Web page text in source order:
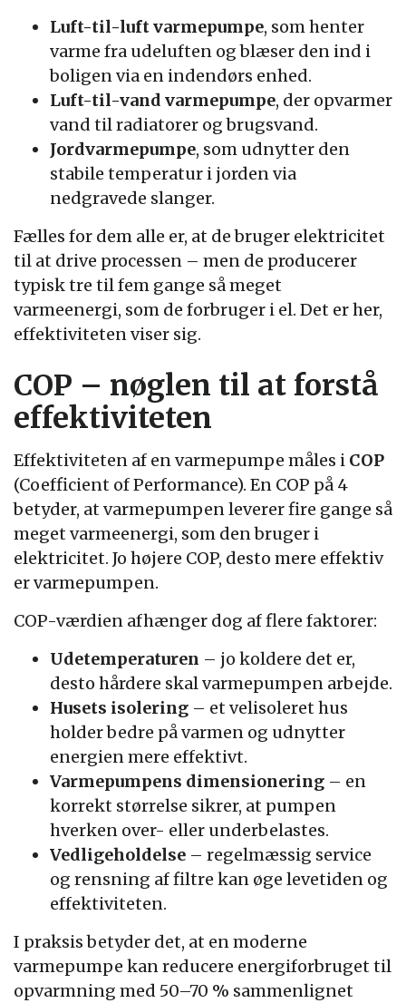
Luft-til-luft varmepumpe, som henter
varme fra udeluften og blæser den ind i
boligen via en indendørs enhed.
Luft-til-vand varmepumpe, der opvarmer
vand til radiatorer og brugsvand.
Jordvarmepumpe, som udnytter den
stabile temperatur i jorden via
nedgravede slanger.
Fælles for dem alle er, at de bruger elektricitet
til at drive processen – men de producerer
typisk tre til fem gange så meget
varmeenergi, som de forbruger i el. Det er her,
effektiviteten viser sig.
COP – nøglen til at forstå
effektiviteten
Effektiviteten af en varmepumpe måles i COP
(Coefficient of Performance). En COP på 4
betyder, at varmepumpen leverer fire gange så
meget varmeenergi, som den bruger i
elektricitet. Jo højere COP, desto mere effektiv
er varmepumpen.
COP-værdien afhænger dog af flere faktorer:
Udetemperaturen – jo koldere det er,
desto hårdere skal varmepumpen arbejde.
Husets isolering – et velisoleret hus
holder bedre på varmen og udnytter
energien mere effektivt.
Varmepumpens dimensionering – en
korrekt størrelse sikrer, at pumpen
hverken over- eller underbelastes.
Vedligeholdelse – regelmæssig service
og rensning af filtre kan øge levetiden og
effektiviteten.
I praksis betyder det, at en moderne
varmepumpe kan reducere energiforbruget til
opvarmning med 50–70 % sammenlignet